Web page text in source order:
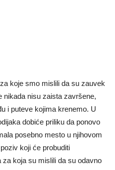
koje smo mislili da su zauvek
nikada nisu zaista završene,
i puteve kojima krenemo. U
dobiće priliku da ponovo
posebno mesto u njihovom
koji će probuditi
koja su mislili da su odavno